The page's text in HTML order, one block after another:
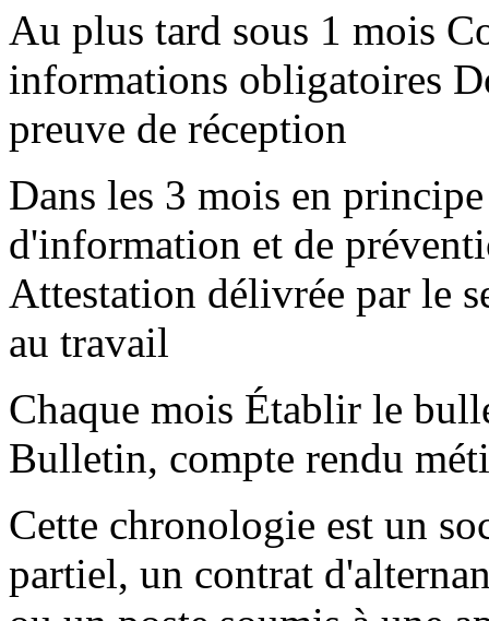
Au plus tard sous 1 mois
informations obligatoires
preuve de réception
Dans les 3 mois en
d'information et de
Attestation délivrée par le
au travail
Chaque mois Établir le
Bulletin, compte rendu
Cette chronologie est un
partiel, un contrat